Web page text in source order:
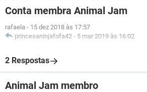
Conta membra Animal Jam
rafaela - 15 dez 2018 às 17:57
princesaninjafofa42 - 5 mar 2019 às 16:02
2 Respostas
Animal Jam membro